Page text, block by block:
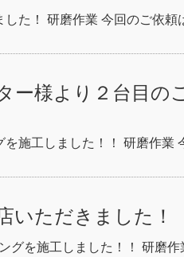
した！ 研磨作業 今回のご依
ー様より２台目の
を施工しました！！ 研磨作業
いただきました！
グを施工しました！！ 研磨